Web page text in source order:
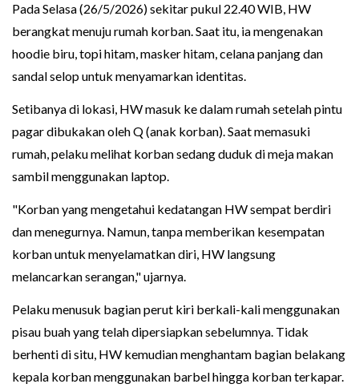
Pada Selasa (26/5/2026) sekitar pukul 22.40 WIB, HW
berangkat menuju rumah korban. Saat itu, ia mengenakan
hoodie biru, topi hitam, masker hitam, celana panjang dan
sandal selop untuk menyamarkan identitas.
Setibanya di lokasi, HW masuk ke dalam rumah setelah pintu
pagar dibukakan oleh Q (anak korban). Saat memasuki
rumah, pelaku melihat korban sedang duduk di meja makan
sambil menggunakan laptop.
"Korban yang mengetahui kedatangan HW sempat berdiri
dan menegurnya. Namun, tanpa memberikan kesempatan
korban untuk menyelamatkan diri, HW langsung
melancarkan serangan," ujarnya.
Pelaku menusuk bagian perut kiri berkali-kali menggunakan
pisau buah yang telah dipersiapkan sebelumnya. Tidak
berhenti di situ, HW kemudian menghantam bagian belakang
kepala korban menggunakan barbel hingga korban terkapar.